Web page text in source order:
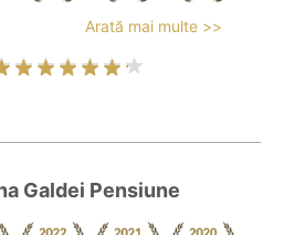
Arată mai multe >>
Galdei Pensiune